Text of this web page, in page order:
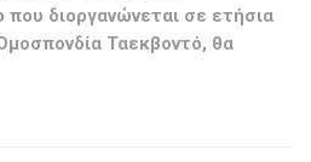
διοργανώνεται σε ετήσια
Ταεκβοντό, θα